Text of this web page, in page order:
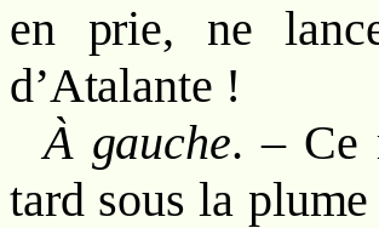
en prie, ne
d’Atalante !
À gauche. – Ce
tard sous la